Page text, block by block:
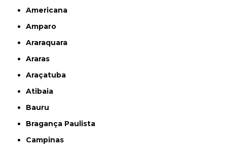
Americana
Amparo
Araraquara
Araras
Araçatuba
Atibaia
Bauru
Bragança Paulista
Campinas